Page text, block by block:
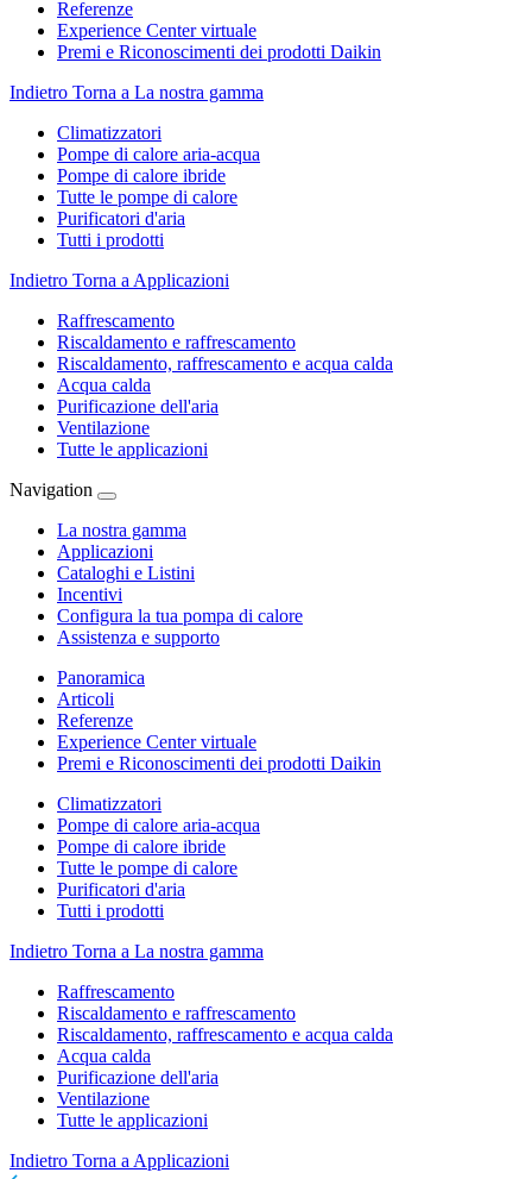
Referenze
Experience Center virtuale
Premi e Riconoscimenti dei prodotti Daikin
Indietro Torna a La nostra gamma
Climatizzatori
Pompe di calore aria-acqua
Pompe di calore ibride
Tutte le pompe di calore
Purificatori d'aria
Tutti i prodotti
Indietro Torna a Applicazioni
Raffrescamento
Riscaldamento e raffrescamento
Riscaldamento, raffrescamento e acqua calda
Acqua calda
Purificazione dell'aria
Ventilazione
Tutte le applicazioni
Navigation
La nostra gamma
Applicazioni
Cataloghi e Listini
Incentivi
Configura la tua pompa di calore
Assistenza e supporto
Panoramica
Articoli
Referenze
Experience Center virtuale
Premi e Riconoscimenti dei prodotti Daikin
Climatizzatori
Pompe di calore aria-acqua
Pompe di calore ibride
Tutte le pompe di calore
Purificatori d'aria
Tutti i prodotti
Indietro Torna a La nostra gamma
Raffrescamento
Riscaldamento e raffrescamento
Riscaldamento, raffrescamento e acqua calda
Acqua calda
Purificazione dell'aria
Ventilazione
Tutte le applicazioni
Indietro Torna a Applicazioni